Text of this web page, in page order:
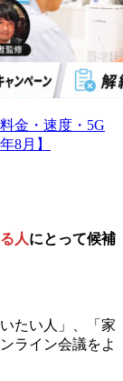
金・速度・5G
8月】
人にとって候補
たい人」、「家
ライン会議をよ